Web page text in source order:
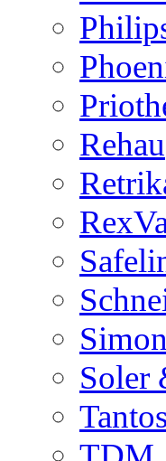
Rehau
Simon
Soler
Tantos